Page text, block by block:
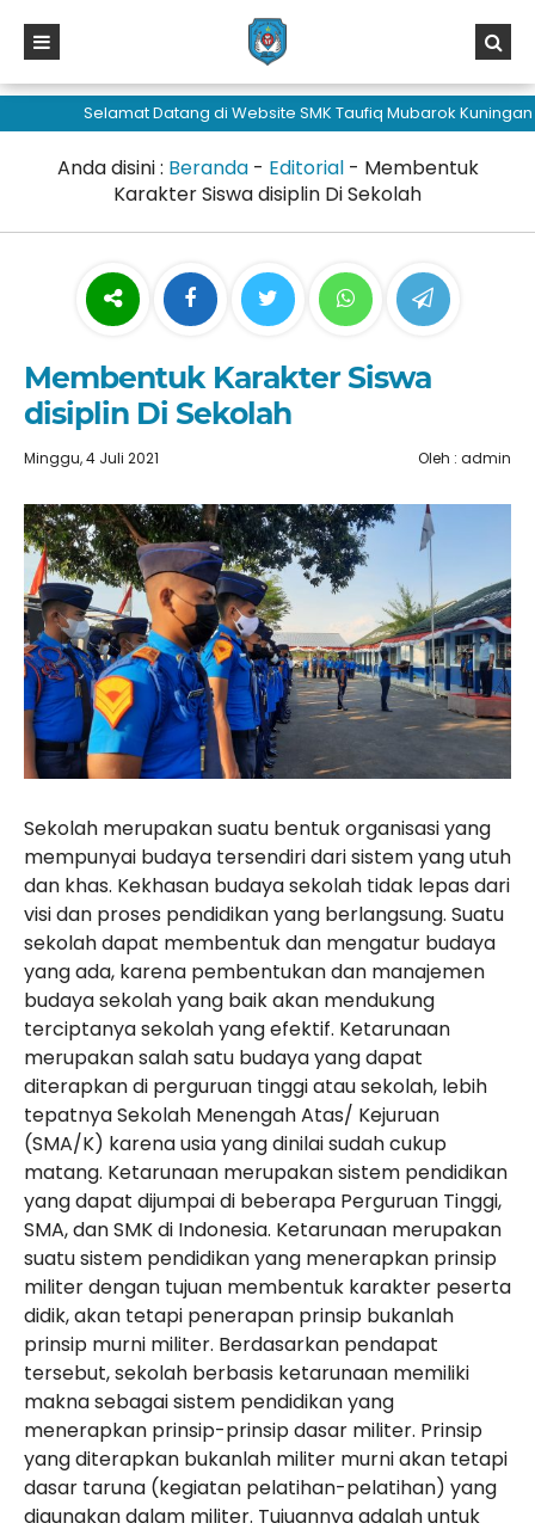
Selamat Datang di Website SMK Taufiq Mubarok Kuningan
Anda disini : Beranda- Editorial- Membentuk
Karakter Siswa disiplin Di Sekolah
Membentuk Karakter Siswa
disiplin Di Sekolah
Minggu, 4 Juli 2021 Oleh : admin
Sekolah merupakan suatu bentuk organisasi yang
mempunyai budaya tersendiri dari sistem yang utuh
dan khas. Kekhasan budaya sekolah tidak lepas dari
visi dan proses pendidikan yang berlangsung. Suatu
sekolah dapat membentuk dan mengatur budaya
yang ada, karena pembentukan dan manajemen
budaya sekolah yang baik akan mendukung
terciptanya sekolah yang efektif. Ketarunaan
merupakan salah satu budaya yang dapat
diterapkan di perguruan tinggi atau sekolah, lebih
tepatnya Sekolah Menengah Atas/ Kejuruan
(SMA/K) karena usia yang dinilai sudah cukup
matang. Ketarunaan merupakan sistem pendidikan
yang dapat dijumpai di beberapa Perguruan Tinggi,
SMA, dan SMK di Indonesia. Ketarunaan merupakan
suatu sistem pendidikan yang menerapkan prinsip
militer dengan tujuan membentuk karakter peserta
didik, akan tetapi penerapan prinsip bukanlah
prinsip murni militer. Berdasarkan pendapat
tersebut, sekolah berbasis ketarunaan memiliki
makna sebagai sistem pendidikan yang
menerapkan prinsip-prinsip dasar militer. Prinsip
yang diterapkan bukanlah militer murni akan tetapi
dasar taruna (kegiatan pelatihan-pelatihan) yang
digunakan dalam militer. Tujuannya adalah untuk